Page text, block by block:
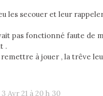
les secouer et leur
pas fonctionné faute de
.
à jouer , la trêve
Avr 21 à 20 h 30